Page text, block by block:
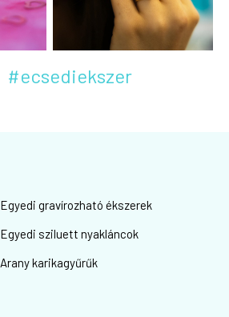
#ecsediekszer
Egyedi gravírozható ékszerek
Egyedi sziluett nyakláncok
Arany karikagyűrűk